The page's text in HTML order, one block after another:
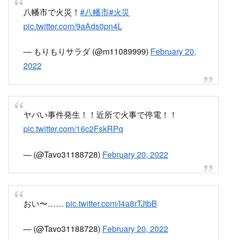
#火災#橋本pic.twitter.com/UNNgYqMpWn
八幡市橋本で火事
ケガ人ないことを祈ります。
pic.twitter.com/MdclLW5j6u
— えすあーるふたパ (@sr_futapa)
2022